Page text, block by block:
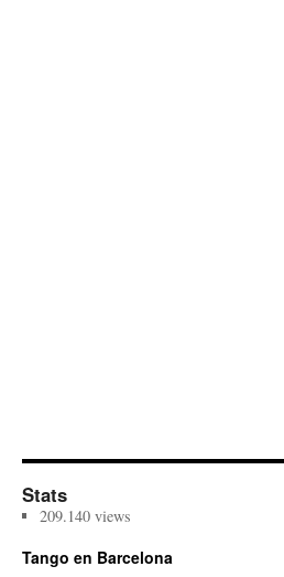
Stats
209.140 views
Tango en Barcelona